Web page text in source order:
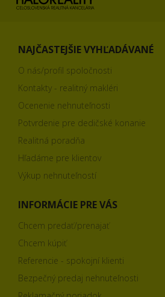
NAJČASTEJŠIE VYHĽADÁVANÉ
O nás/profil spoločnosti
Kontakty - realitný makléri
Ocenenie nehnuteľnosti
Potvrdenie pre dedičské konanie
Realitná poradňa
Hľadáme pre klientov
Výkup nehnuteľností
INFORMÁCIE PRE VÁS
Chcem predať/prenajať
Chcem kúpiť
Referencie - spokojní klienti
Bezpečný predaj nehnuteľnosti